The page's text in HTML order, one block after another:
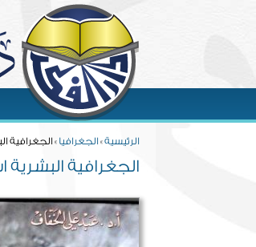
الرئيسية» الجغرافيا » الجغرافية
الجغرافية